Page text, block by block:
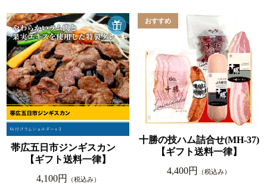
帯広五日市ジンギスカン
【ギフト送料一律】
4,100円
（税込み）
十勝の技ハム詰合せ(MH-37)
【ギフト送料一律】
4,400円
（税込み）